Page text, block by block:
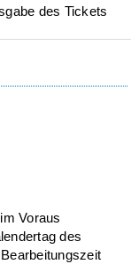
des Tickets
Voraus
des